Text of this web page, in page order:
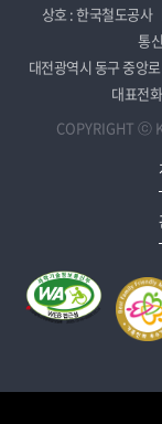
상호 : 한국철도공사
통
대전광역시 동구 중앙
대표전
COPYRIGHT ⓒ